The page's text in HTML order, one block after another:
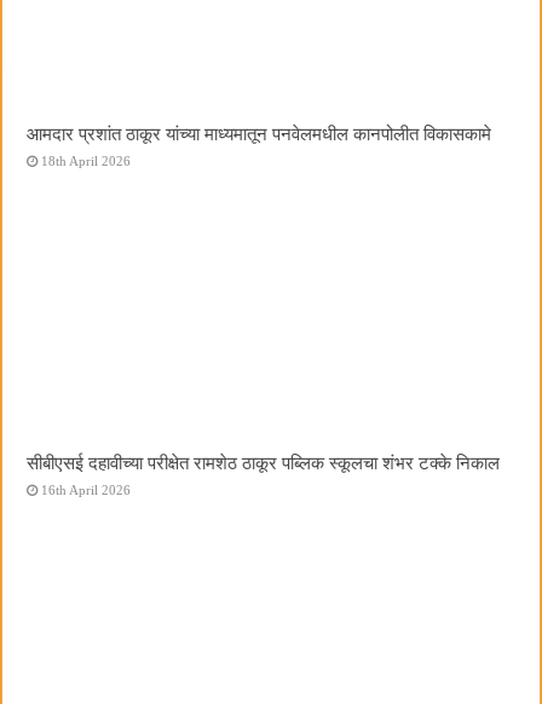
आमदार प्रशांत ठाकूर यांच्या माध्यमातून पनवेलमधील कानपोलीत विकासकामे
18th April 2026
सीबीएसई दहावीच्या परीक्षेत रामशेठ ठाकूर पब्लिक स्कूलचा शंभर टक्के निकाल
16th April 2026